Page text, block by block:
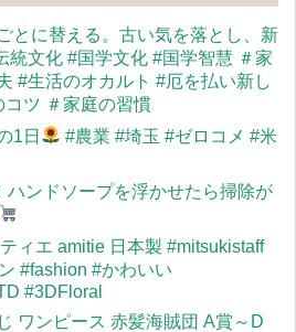
とに替える。古い気を落とし、新
統文化 #国学文化 #国学智慧 ＃家
#生活のオカルト #厄を払い新し
コツ ＃家庭の習慣
1日
#農業 #埼玉 #ゼロコメ #米
ハンドソープを浮かせたら掃除が
ィエ amitie 日本製 #mitsukistaff
#fashion #かわいい
#3DFloral
ワンピース 赤髪海賊団 A賞～D